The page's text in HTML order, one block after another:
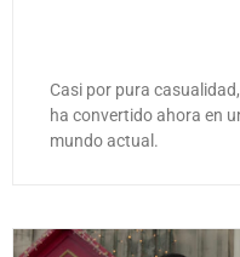
Casi por pura
ha convertido ahora en
mundo actual.